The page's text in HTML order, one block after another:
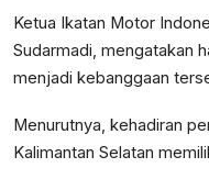
Ketua Ikatan Motor
Sudarmadi, mengatakan
menjadi kebanggaan
Menurutnya, kehadiran
Kalimantan Selatan